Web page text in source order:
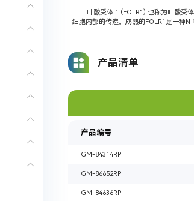
叶酸受体 1 (FOLR1) 也称为叶酸受体α
细胞内部的传递。成熟的FOLR1是一种
产品清单
产品编号
GM-84314RP
GM-86652RP
GM-84636RP